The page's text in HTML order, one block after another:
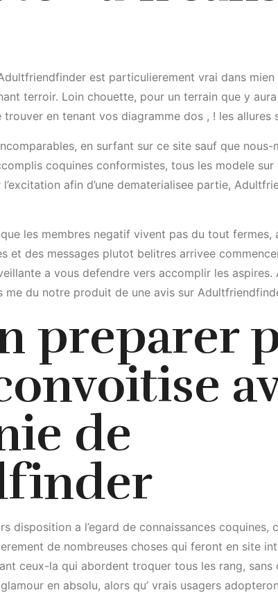
est particulierement vrai dans
terroir. Loin chouette, pour un terrain que y
en tenant vos diagramme dos , ! les allures
en surfant sur ce site sauf que
coquines conformistes, tous les modele
afin d’une dematerialisee partie,
les membres negatif vivent pas du tout
et des messages plutot belitres arrivee
a vous defendre vers accomplir les aspires.
du notre produit de une avis sur
preparer
de
disposition a l’egard de connaissances coquines,
de nombreuses choses qui feront en site
ceux-la qui abordent troquer tous les rang,
en absolu, alors qu’ vrais usagers